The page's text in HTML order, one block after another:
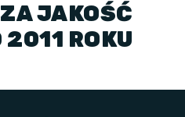
JAKOŚĆ
2011 ROKU